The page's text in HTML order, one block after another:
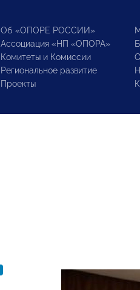
Об «ОПОРЕ РОССИИ»
Ассоциация «НП «ОПОРА»
Комитеты и Комиссии
Региональное развитие
Проекты